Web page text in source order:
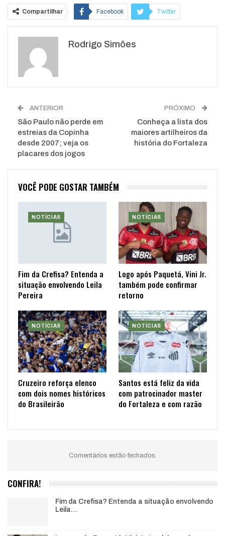
Compartilhar Facebook Twitter
WhatsApp
Rodrigo Simões
ANTERIOR
São Paulo não perde em
estreias da Copinha
desde 2007; veja os
placares dos jogos
PRÓXIMO
Conheça a lista dos
maiores artilheiros da
história do Fortaleza
VOCÊ PODE GOSTAR TAMBÉM
NOTÍCIAS
Fim da Crefisa? Entenda a
situação envolvendo Leila
Pereira
NOTÍCIAS
Logo após Paquetá, Vini Jr.
também pode confirmar
retorno
NOTÍCIAS
Cruzeiro reforça elenco
com dois nomes históricos
do Brasileirão
NOTÍCIAS
Santos está feliz da vida
com patrocinador master
do Fortaleza e com razão
Comentários estão fechados.
CONFIRA!
Fim da Crefisa? Entenda a situação envolvendo
Leila…